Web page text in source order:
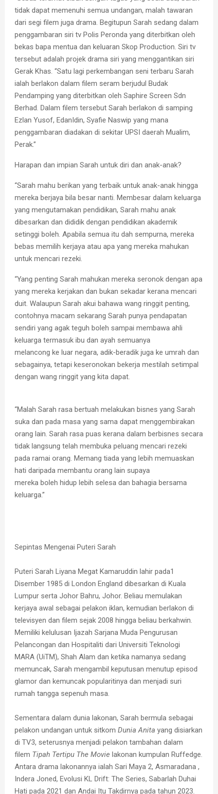
tidak dapat memenuhi semua undangan, malah tawaran
dari segi filem juga drama. Begitupun Sarah sedang dalam
penggambaran siri tv Polis Peronda yang diterbitkan oleh
bekas bapa mentua dan keluaran Skop Production. Siri tv
tersebut adalah projek drama siri yang menggantikan siri
Gerak Khas. “Satu lagi perkembangan seni terbaru Sarah
ialah berlakon dalam filem seram berjudul Budak
Pendamping yang diterbitkan oleh Saphire Screen Sdn
Berhad. Dalam filem tersebut Sarah berlakon di samping
Ezlan Yusof, EdanIdin, Syafie Naswip yang mana
penggambaran diadakan di sekitar UPSI daerah Mualim,
Perak.”
Harapan dan impian Sarah untuk diri dan anak-anak?
“Sarah mahu berikan yang terbaik untuk anak-anak hingga
mereka berjaya bila besar nanti. Membesar dalam keluarga
yang mengutamakan pendidikan, Sarah mahu anak
dibesarkan dan dididik dengan pendidikan akademik
setinggi boleh. Apabila semua itu dah sempurna, mereka
bebas memilih kerjaya atau apa yang mereka mahukan
untuk mencari rezeki.
“Yang penting Sarah mahukan mereka seronok dengan apa
yang mereka kerjakan dan bukan sekadar kerana mencari
duit. Walaupun Sarah akui bahawa wang ringgit penting,
contohnya macam sekarang Sarah punya pendapatan
sendiri yang agak teguh boleh sampai membawa ahli
keluarga termasuk ibu dan ayah semuanya
melancong ke luar negara, adik-beradik juga ke umrah dan
sebagainya, tetapi keseronokan bekerja mestilah setimpal
dengan wang ringgit yang kita dapat.
“Malah Sarah rasa bertuah melakukan bisnes yang Sarah
suka dan pada masa yang sama dapat menggembirakan
orang lain. Sarah rasa puas kerana dalam berbisnes secara
tidak langsung telah membuka peluang mencari rezeki
pada ramai orang. Memang tiada yang lebih memuaskan
hati daripada membantu orang lain supaya
mereka boleh hidup lebih selesa dan bahagia bersama
keluarga.”
Sepintas Mengenai Puteri Sarah
Puteri Sarah Liyana Megat Kamaruddin lahir pada1
Disember 1985 di London England dibesarkan di Kuala
Lumpur serta Johor Bahru, Johor. Beliau memulakan
kerjaya awal sebagai pelakon iklan, kemudian berlakon di
televisyen dan filem sejak 2008 hingga beliau berkahwin.
Memiliki kelulusan Ijazah Sarjana Muda Pengurusan
Pelancongan dan Hospitaliti dari Universiti Teknologi
MARA (UiTM), Shah Alam dan ketika namanya sedang
memuncak, Sarah mengambil keputusan menutup episod
glamor dan kemuncak popularitinya dan menjadi suri
rumah tangga sepenuh masa.
Sementara dalam dunia lakonan, Sarah bermula sebagai
pelakon undangan untuk sitkom Dunia Anita yang disiarkan
di TV3, seterusnya menjadi pelakon tambahan dalam
filem Tipah Tertipu The Movie lakonan kumpulan Ruffedge.
Antara drama lakonannya ialah Sari Maya 2, Asmaradana ,
Indera Joned, Evolusi KL Drift: The Series, Sabarlah Duhai
Hati pada 2021 dan Andai Itu Takdirnya pada tahun 2023.